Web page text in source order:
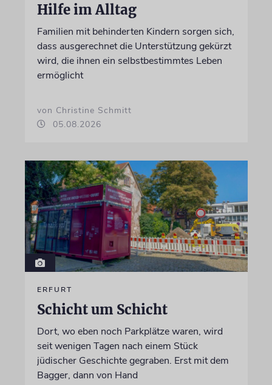
Hilfe im Alltag
Familien mit behinderten Kindern sorgen sich,
dass ausgerechnet die Unterstützung gekürzt
wird, die ihnen ein selbstbestimmtes Leben
ermöglicht
von Christine Schmitt
05.08.2026
ERFURT
Schicht um Schicht
Dort, wo eben noch Parkplätze waren, wird
seit wenigen Tagen nach einem Stück
jüdischer Geschichte gegraben. Erst mit dem
Bagger, dann von Hand